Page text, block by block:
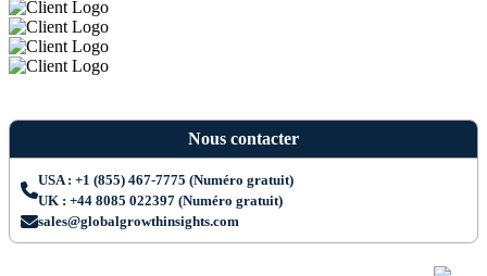
Nous contacter
USA : +1 (855) 467-7775 (Numéro gratuit)
UK : +44 8085 022397 (Numéro gratuit)
sales@globalgrowthinsights.com